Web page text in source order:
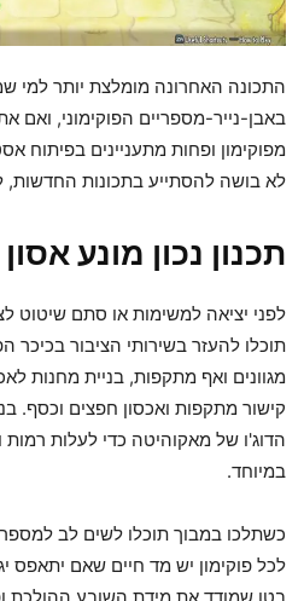
התכונה האחרונה מומלצת יותר למי
באבן-נייר-מספריים הפוקימוני,
מפוקימון ופחות מתעניינים בפיתוח
לא בושה להסתייע בתכונות החדשות,
תכנון נכון מונע אסון
לפני יציאה למשימות או סתם שיטוט
תוכלו להעזר בשירותי הציבור בכיכר
מגוונים ואף מתקפות, בניית מחנות
קישור מתקפות ואכסון חפצים וכסף.
הדוג'ו של מאקוהיטה כדי לעלות
במיוחד.
כשתלכו במבוך תוכלו לשים לב
לכל פוקימון יש מד חיים שאם יתאפס